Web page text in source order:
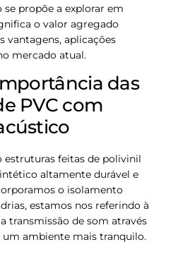
propõe a explorar em
o valor agregado
vantagens, aplicações
mercado atual.
das
PVC com
estruturas feitas de polivinil
altamente durável e
o isolamento
estamos nos referindo à
transmissão de som através
ambiente mais tranquilo.